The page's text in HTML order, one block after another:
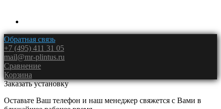
Обратная связь
+7 (495) 411 31 05
mail@mr-plintus.ru
Сравнение
Корзина
Заказать установку
Оставьте Ваш телефон и наш менеджер свяжется с Вами в